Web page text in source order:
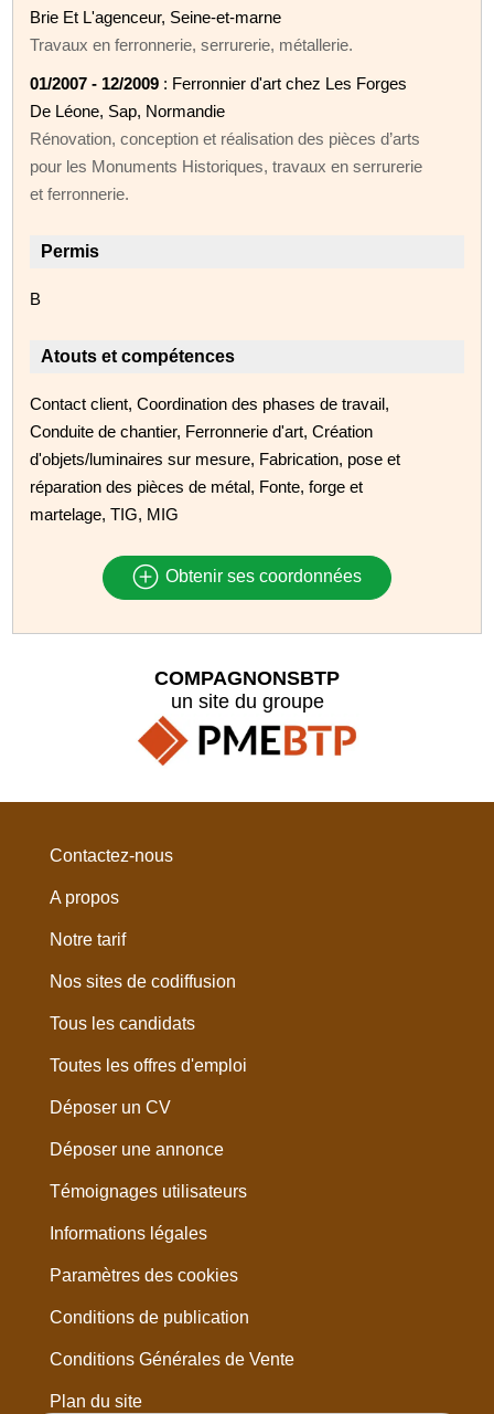
Brie Et L'agenceur, Seine-et-marne
Travaux en ferronnerie, serrurerie, métallerie.
01/2007 - 12/2009 : Ferronnier d'art chez Les Forges
De Léone, Sap, Normandie
Rénovation, conception et réalisation des pièces d’arts
pour les Monuments Historiques, travaux en serrurerie
et ferronnerie.
Permis
B
Atouts et compétences
Contact client, Coordination des phases de travail,
Conduite de chantier, Ferronnerie d'art, Création
d'objets/luminaires sur mesure, Fabrication, pose et
réparation des pièces de métal, Fonte, forge et
martelage, TIG, MIG
Obtenir ses coordonnées
COMPAGNONSBTP
un site du groupe
Contactez-nous
A propos
Notre tarif
Nos sites de codiffusion
Tous les candidats
Toutes les offres d'emploi
Déposer un CV
Déposer une annonce
Témoignages utilisateurs
Informations légales
Paramètres des cookies
Conditions de publication
Conditions Générales de Vente
Plan du site